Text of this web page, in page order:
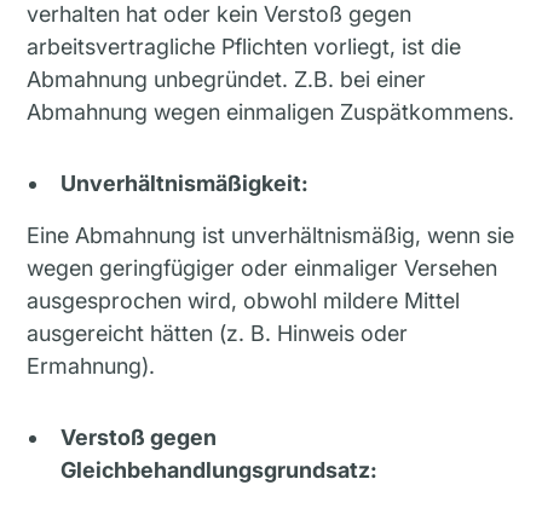
verhalten hat oder kein Verstoß gegen
arbeitsvertragliche Pflichten vorliegt, ist die
Abmahnung unbegründet. Z.B. bei einer
Abmahnung wegen einmaligen Zuspätkommens.
Unverhältnismäßigkeit:
Eine Abmahnung ist unverhältnismäßig, wenn sie
wegen geringfügiger oder einmaliger Versehen
ausgesprochen wird, obwohl mildere Mittel
ausgereicht hätten (z. B. Hinweis oder
Ermahnung).
Verstoß gegen
Gleichbehandlungsgrundsatz: